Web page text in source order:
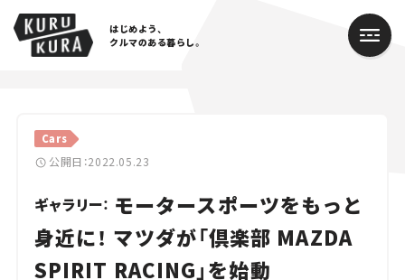
はじめよう、
クルマのある暮らし。
Cars
公開日：2022.05.23
ギャラリー： モータースポーツをもっと
身近に！ マツダが「倶楽部 MAZDA
SPIRIT RACING」を始動
Cars
Lifestyle
Traffic